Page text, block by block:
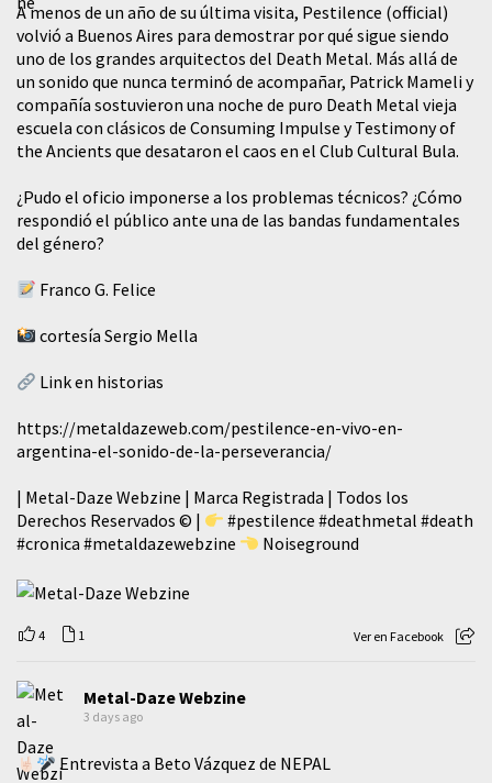
A menos de un año de su última visita, Pestilence (official)
volvió a Buenos Aires para demostrar por qué sigue siendo
uno de los grandes arquitectos del Death Metal. Más allá de
un sonido que nunca terminó de acompañar, Patrick Mameli y
compañía sostuvieron una noche de puro Death Metal vieja
escuela con clásicos de Consuming Impulse y Testimony of
the Ancients que desataron el caos en el Club Cultural Bula.
¿Pudo el oficio imponerse a los problemas técnicos? ¿Cómo
respondió el público ante una de las bandas fundamentales
del género?
Franco G. Felice
cortesía Sergio Mella
Link en historias
https://metaldazeweb.com/pestilence-en-vivo-en-
argentina-el-sonido-de-la-perseverancia/
| Metal-Daze Webzine | Marca Registrada | Todos los
Derechos Reservados © |
#pestilence #deathmetal #death
#cronica #metaldazewebzine Noiseground
4 1 Ver en Facebook
Metal-Daze Webzine
3 days ago
Entrevista a Beto Vázquez de NEPAL